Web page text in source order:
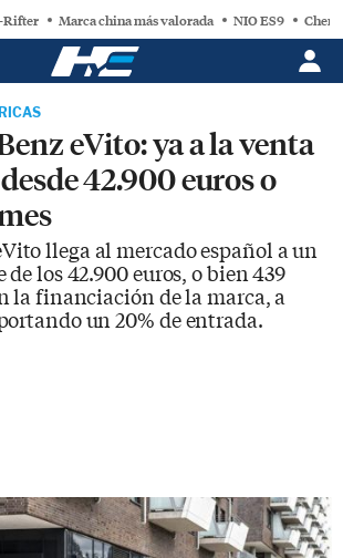
Rifter Marca china más valorada NIO ES9 Chery
eVito: ya a la venta
42.900 euros o
llega al mercado español a un
los 42.900 euros, o bien 439
la financiación de la marca, a
un 20% de entrada.